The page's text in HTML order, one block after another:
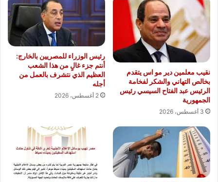
نقيب معلمين دير مو اس يتقدم
بخالص التهاني والشكر لفخامة
الرئيس عبد الفتاح السيسي رئيس
الجمهورية
3 أغسطس، 2026
رئيس الوزراء للمصريين بالخارج:
أنتم جزء غالٍ من هذا الشعب
العظيم الذي نتشرف بالعمل من
أجله
2 أغسطس، 2026